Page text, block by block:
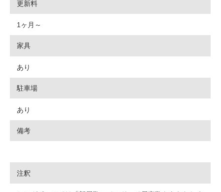
更新料
1ヶ月～
家具
あり
駐車場
あり
備考
注釈